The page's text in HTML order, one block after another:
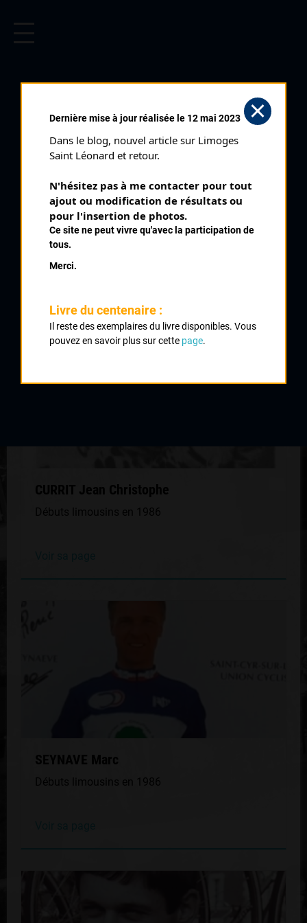
PALMARÈS
1986 , Clermont
2 Saint Pardoux Le Vieux
QUELQUES COUREURS DE LA
MÊME GÉNÉRATION
CURRIT Jean Christophe
Débuts limousins en 1986
SEYNAVE Marc
Débuts limousins en 1986
Dernière mise à jour réalisée le 12 mai 2023
Dans le blog, nouvel article sur Limoges
Saint Léonard et retour.
N'hésitez pas à me contacter pour tout
ajout ou modification de résultats ou
pour l'insertion de photos.
Ce site ne peut vivre qu'avec la participation de
tous.
Merci.
Livre du centenaire :
Il reste des exemplaires du livre disponibles. Vous
pouvez en savoir plus sur cette page.